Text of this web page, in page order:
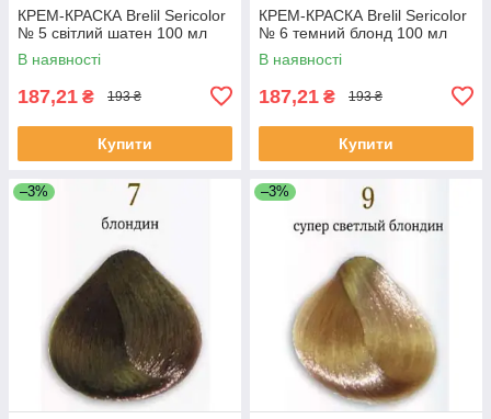
КРЕМ-КРАСКА Brelil Sericolor
№ 5 світлий шатен 100 мл
В наявності
187,21 ₴ 193 ₴
Купити
КРЕМ-КРАСКА Brelil Sericolor
№ 6 темний блонд 100 мл
В наявності
187,21 ₴ 193 ₴
Купити
–3% –3%